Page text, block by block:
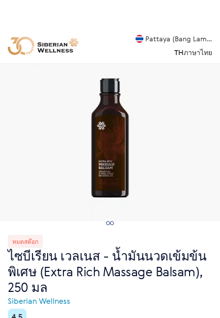
Pattaya (Bang
THภาษาไทย
หมดสต๊อก
ไซบีเรียน เวลเนส - น้ำมันนวดเข้มข้น
พิเศษ (Extra Rich Massage Balsam),
250 มล
Siberian Wellness